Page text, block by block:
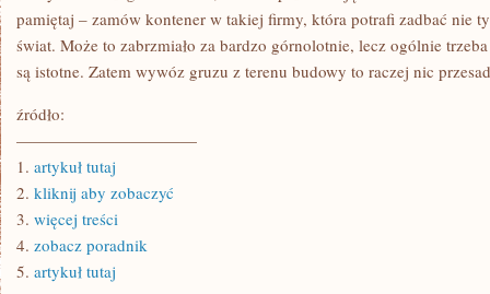
pamiętaj – zamów kontener w takiej firmy, która potrafi zadbać nie
świat. Może to zabrzmiało za bardzo górnolotnie, lecz ogólnie
są istotne. Zatem wywóz gruzu z terenu budowy to raczej nic
źródło:
———————————
1. artykuł tutaj
2. kliknij aby zobaczyć
3. więcej treści
4. zobacz poradnik
5. artykuł tutaj